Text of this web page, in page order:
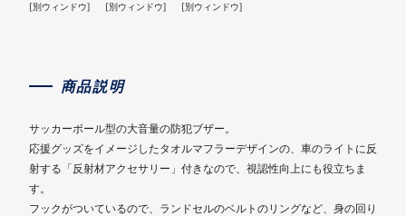
[別ウィンドウ] [別ウィンドウ] [別ウィンドウ]
商品説明
サッカーボール型の大音量の防犯ブザー。
応援グッズをイメージしたタオルマフラーデザインの、車のライトに反
射する「反射材アクセサリー」付きなので、視認性向上にも役立ちま
す。
フックがついているので、ランドセルのベルトのリングなど、身の回り